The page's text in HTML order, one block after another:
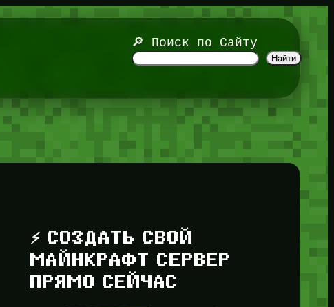
🔎 Поиск по Сайту
Найти
⚡ СОЗДАТЬ СВОЙ
МАЙНКРАФТ СЕРВЕР
ПРЯМО СЕЙЧАС